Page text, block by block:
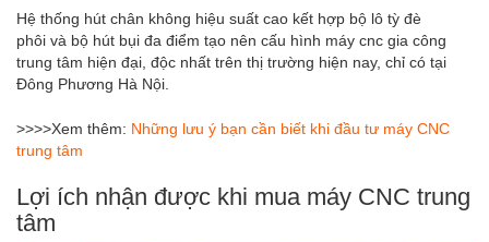
Hệ thống hút chân không hiệu suất cao kết hợp bộ lô tỳ đè
phôi và bộ hút bụi đa điểm tạo nên cấu hình máy cnc gia công
trung tâm hiện đại, độc nhất trên thị trường hiện nay, chỉ có tại
Đông Phương Hà Nội.
>>>>Xem thêm: Những lưu ý bạn cần biết khi đầu tư máy CNC
trung tâm
Lợi ích nhận được khi mua máy CNC trung
tâm